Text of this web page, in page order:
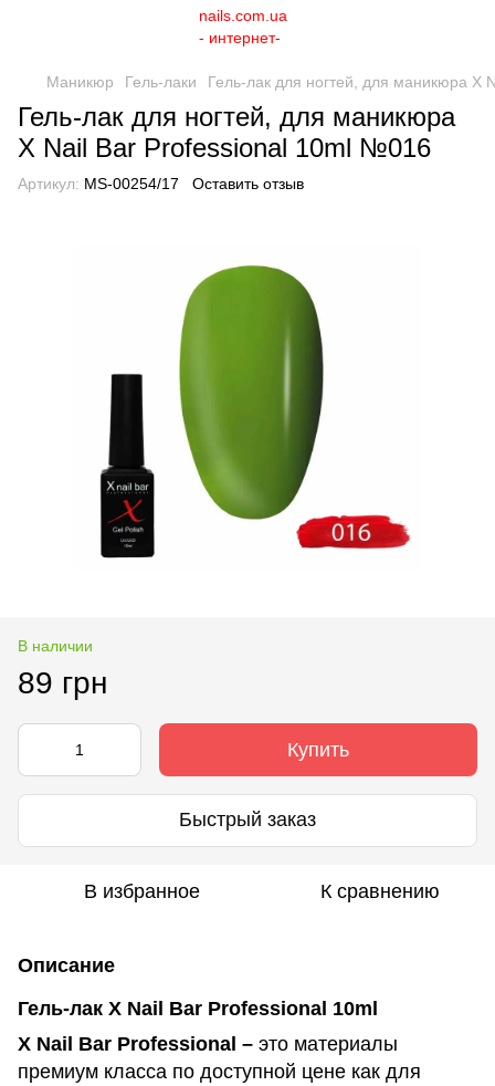
Маникюр Гель-лаки Гель-лак для ногтей, для маникюра
Гель-лак для ногтей, для маникюра
X Nail Bar Professional 10ml №016
Артикул: MS-00254/17 Оставить отзыв
В наличии
89 грн
Купить
Быстрый заказ
В избранное К сравнению
Описание
Гель-лак X Nail Bar Professional 10ml
X Nail Bar Professional – это материалы
премиум класса по доступной цене как для